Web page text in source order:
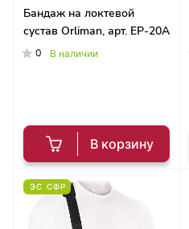
Бандаж на локтевой
сустав Orliman, арт. EP-20A
0 В наличии
В корзину
ЭС СФР